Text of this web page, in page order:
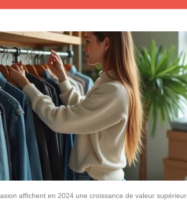
affichent en 2024 une croissance de valeur